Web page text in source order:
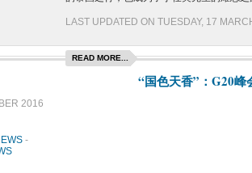
LAST UPDATED ON TUESDAY, 17
READ MORE...
“国色天香”：G20
2016
-